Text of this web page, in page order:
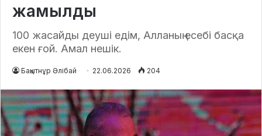
жамылды
100 жасайды деуші едім, Алланың есебі басқа
екен ғой. Амал нешік.
Бақытнұр Әлібай 22.06.2026 204